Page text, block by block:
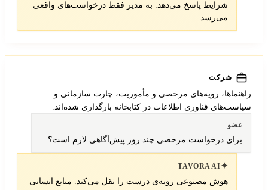
شرایط پاسخ می‌دهد. به مدیر فقط درخواست‌های واقعی
می‌رسد.
شرکت
راهنماها، رویه‌های مرخصی و مأموریت، چارت سازمانی و
سیاست‌های فناوری اطلاعات در کتابخانه بارگذاری شده‌اند.
عضو
برای درخواست مرخصی چند روز پیش‌آگاهی لازم است؟
✦
TAVORA AI
هوش مصنوعی رویه‌ی درست را نقل می‌کند. منابع انسانی